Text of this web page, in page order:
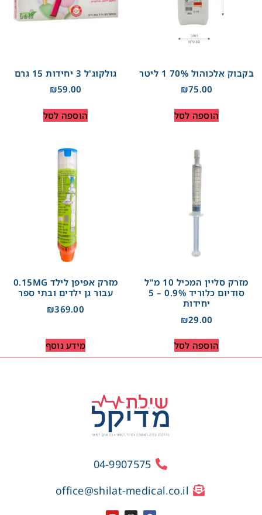
בקבוק אלכוהול 70% 1 ליטר
₪75.00
הוספה לסל
גולקוג'ל 3 יחידות 15 גרם
₪59.00
הוספה לסל
מזרק סליין המכיל 10 מ"ל
סודיום כלוריד 0.9% – 5
יחידות
₪29.00
הוספה לסל
מזרק אפיפן לילד 0.15MG
עבור גן ילדים ובתי ספר
₪369.00
מידע נוסף
04-9907575
office@shilat-medical.co.il